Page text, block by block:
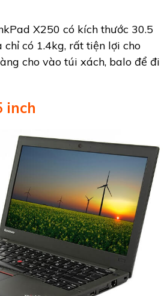
X250 có kích thước 30.5
có 1.4kg, rất tiện lợi cho
cho vào túi xách, balo để đi
inch